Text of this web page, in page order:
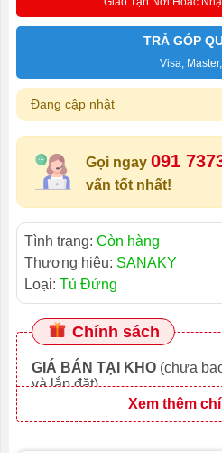
TRẢ GÓP
Visa,
Đang cập nhật
Gọi ngay 091
vấn tốt nhất!
Tình trạng: Còn hàng
Thương hiệu: SANAKY
Loại: Tủ Đứng
Chính sách
GIÁ BÁN TẠI KHO (chưa
và lắp đặt)
Xem thêm